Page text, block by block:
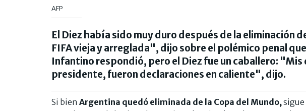
AFP
El Diez había sido muy duro después de la eliminación
FIFA vieja y arreglada", dijo sobre el polémico penal
Infantino respondió, pero el Diez fue un caballero: "Mis
presidente, fueron declaraciones en caliente", dijo.
Si bien Argentina quedó eliminada de la Copa del Mundo,